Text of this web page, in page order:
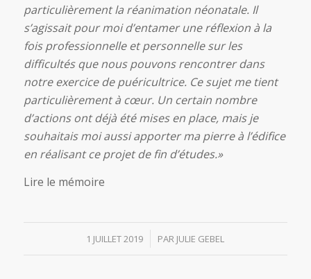
particulièrement la réanimation néonatale. Il
s’agissait pour moi d’entamer une réflexion à la
fois professionnelle et personnelle sur les
difficultés que nous pouvons rencontrer dans
notre exercice de puéricultrice. Ce sujet me tient
particulièrement à cœur. Un certain nombre
d’actions ont déjà été mises en place, mais je
souhaitais moi aussi apporter ma pierre à l’édifice
en réalisant ce projet de fin d’études.»
Lire le mémoire
1 JUILLET 2019
/ PAR JULIE GEBEL